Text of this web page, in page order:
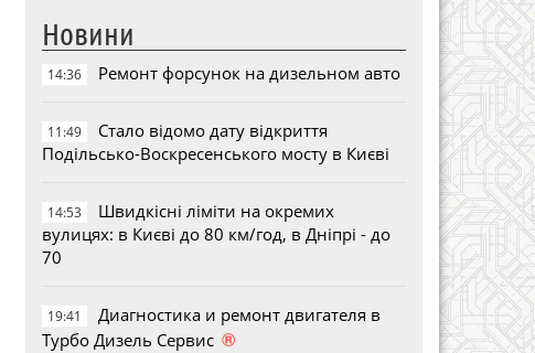
Новини
14:36 Ремонт форсунок на дизельном авто
11:49
Стало відомо дату відкриття
Подільсько-Воскресенського мосту в Києві
14:53
Швидкісні ліміти на окремих
вулицях: в Києві до 80 км/год, в Дніпрі - до
70
19:41
Диагностика и ремонт двигателя в
Турбо Дизель Сервис ®